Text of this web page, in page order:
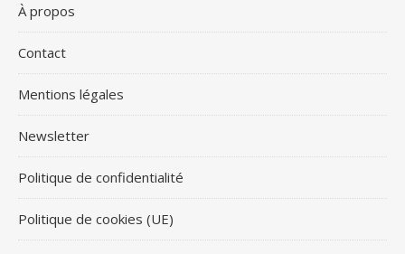
À propos
Contact
Mentions légales
Newsletter
Politique de confidentialité
Politique de cookies (UE)